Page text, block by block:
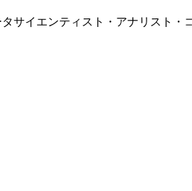
イエンティスト・アナリスト